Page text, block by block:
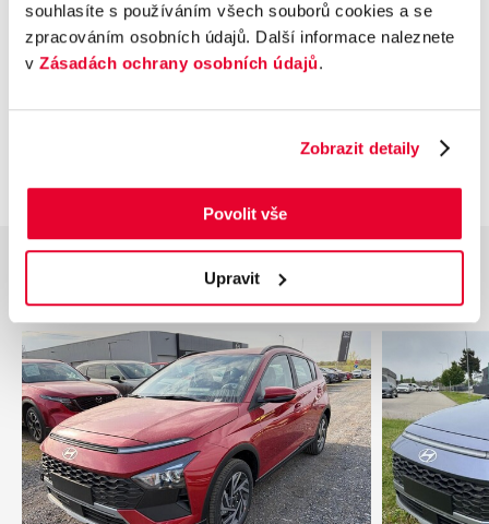
souhlasíte s používáním všech souborů cookies a se
zpracováním osobních údajů. Další informace naleznete
v Zásadách ochrany osobních údajů.
Zobrazit detaily
Povolit vše
Upravit
Údaje obsažené v této kartě vozu mají
informativní charakter. Tato indikativní nabídka
není nabídkou ve smyslu § 1731 nebo § 1732
příslib dle § 1733 občanského zákoníku. Z této
indikativní nabídky nevzniká nárok na uzavření
Podobné vozy